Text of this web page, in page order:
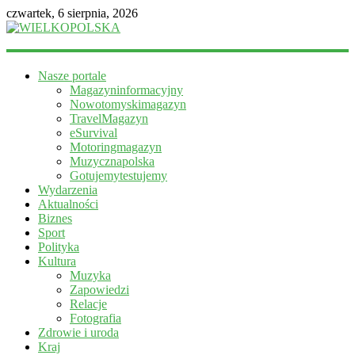
czwartek, 6 sierpnia, 2026
WIELKOPOLSKA
informacyjny
Nasze portale
Magazyninformacyjny
Nowotomyskimagazyn
TravelMagazyn
eSurvival
Motoringmagazyn
Muzycznapolska
Gotujemytestujemy
Wydarzenia
Aktualności
Biznes
Sport
Polityka
Kultura
Muzyka
Zapowiedzi
Relacje
Fotografia
Zdrowie i uroda
Kraj